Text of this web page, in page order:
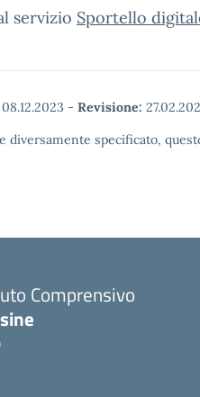
servizio Sportello
08.12.2023 - Revisione:
diversamente specificato,
Comprensivo